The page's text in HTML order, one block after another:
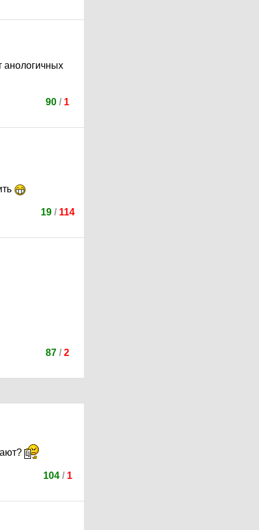
анологичных
90 / 1
19/ 114
87 / 2
104/ 1